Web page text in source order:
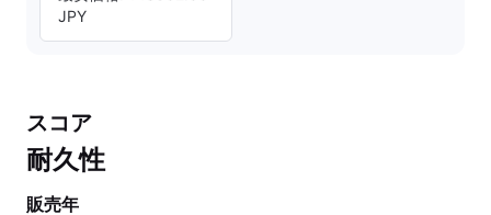
JPY
スコア
耐久性
販売年